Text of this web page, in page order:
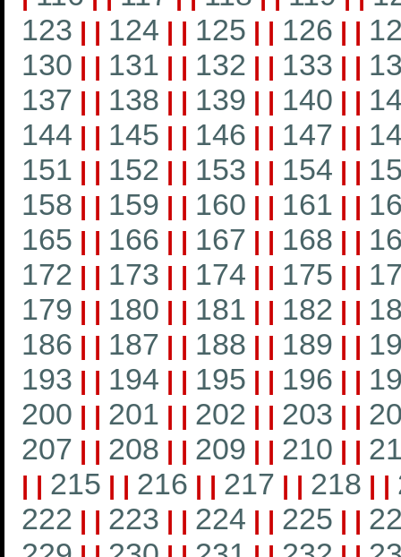
123 | | 124 | | 125 | | 126 | |
130 | | 131 | | 132 | | 133 | |
137 | | 138 | | 139 | | 140 | |
144 | | 145 | | 146 | | 147 | |
151 | | 152 | | 153 | | 154 | |
158 | | 159 | | 160 | | 161 | |
165 | | 166 | | 167 | | 168 | |
172 | | 173 | | 174 | | 175 | |
179 | | 180 | | 181 | | 182 | |
186 | | 187 | | 188 | | 189 | |
193 | | 194 | | 195 | | 196 | |
200 | | 201 | | 202 | | 203 | |
207 | | 208 | | 209 | | 210 | |
| | 215 | | 216 | | 217 | | 218 | |
222 | | 223 | | 224 | | 225 | |